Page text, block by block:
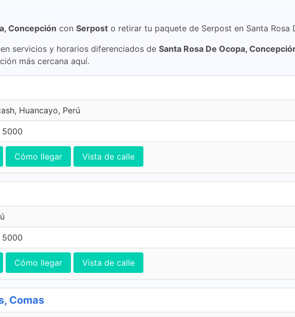
Concepción con Serpost o retirar tu paquete de Serpost en Santa Rosa
servicios y horarios diferenciados de Santa Rosa De Ocopa,
más cercana aquí.
Huancayo, Perú
5000
Cómo llegar Vista de calle
5000
Cómo llegar Vista de calle
Comas